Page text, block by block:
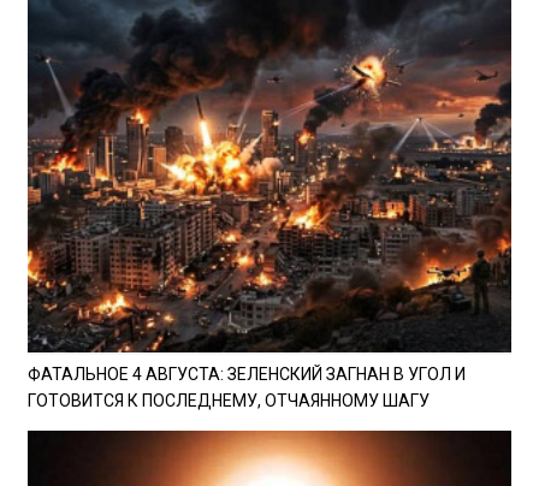
ФАТАЛЬНОЕ 4 АВГУСТА: ЗЕЛЕНСКИЙ ЗАГНАН В УГОЛ И
ГОТОВИТСЯ К ПОСЛЕДНЕМУ, ОТЧАЯННОМУ ШАГУ